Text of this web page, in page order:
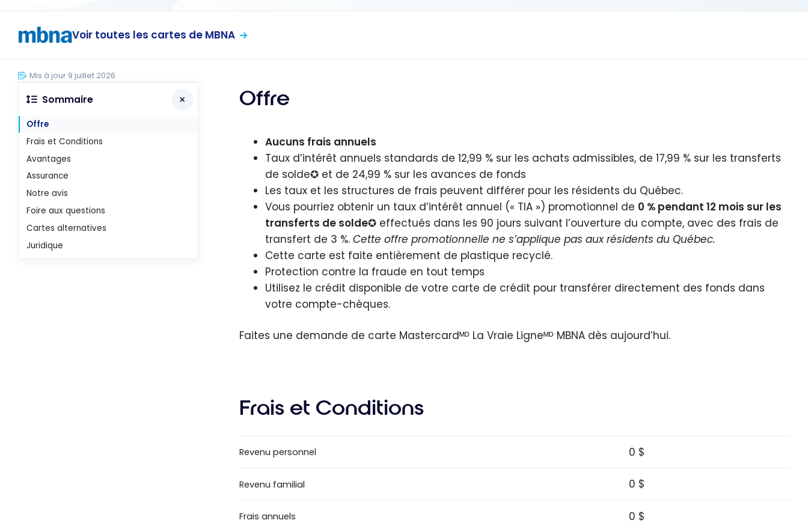
Voir toutes les cartes de MBNA
Offre
Aucuns frais annuels
Taux d’intérêt annuels standards de 12,99 % sur les achats admissibles, de 17,99 % sur les transferts
de solde✪ et de 24,99 % sur les avances de fonds
Les taux et les structures de frais peuvent différer pour les résidents du Québec.
Vous pourriez obtenir un taux d’intérêt annuel (« TIA ») promotionnel de 0 % pendant 12 mois sur les
transferts de solde✪ effectués dans les 90 jours suivant l’ouverture du compte, avec des frais de
transfert de 3 %. Cette offre promotionnelle ne s’applique pas aux résidents du Québec.
Cette carte est faite entièrement de plastique recyclé.
Protection contre la fraude en tout temps
Utilisez le crédit disponible de votre carte de crédit pour transférer directement des fonds dans
votre compte-chèques.
Faites une demande de carte Mastercardᴹᴰ La Vraie Ligneᴹᴰ MBNA dès aujourd’hui.
Frais et Conditions
Revenu personnel 0 $
Revenu familial 0 $
Frais annuels 0 $
Mis à jour 9 juillet 2026
Sommaire
Offre
Frais et Conditions
Avantages
Assurance
Notre avis
Foire aux questions
Cartes alternatives
Juridique